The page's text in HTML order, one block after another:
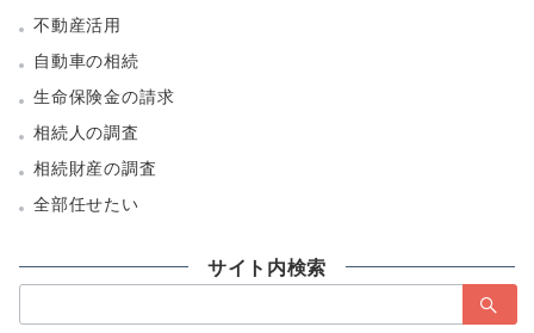
不動産活用
自動車の相続
生命保険金の請求
相続人の調査
相続財産の調査
全部任せたい
サイト内検索
索：